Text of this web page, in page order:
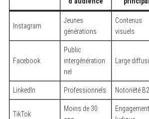
Instagram
Jeunes
générations
Contenus
visuels
Facebook
Public
intergénération
nel
Large
LinkedIn Professionnels Notoriété
TikTok
Moins de 30
Engagement